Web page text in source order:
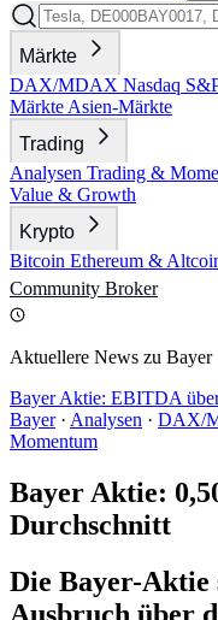
Märkte
DAX/MDAX Nasdaq
Märkte Asien-Märkte
Trading
Analysen Trading &
Value & Growth
Krypto
Bitcoin Ethereum &
Community Broker
Aktuellere News zu Bayer
Bayer Aktie: EBITDA
Bayer · Analysen · DAX/
Momentum
Bayer Aktie:
Durchschnitt
Die Bayer-Aktie